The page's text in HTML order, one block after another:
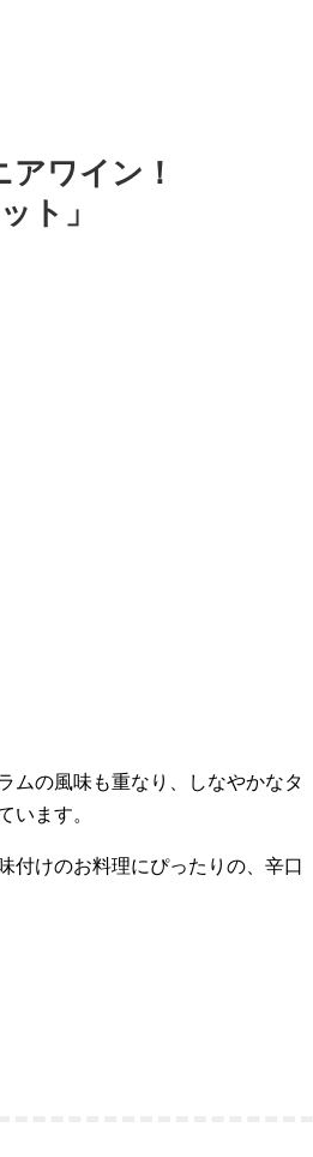
ワイン！
ト」
ムの風味も重なり、しなやかなタ
います。
付けのお料理にぴったりの、辛口